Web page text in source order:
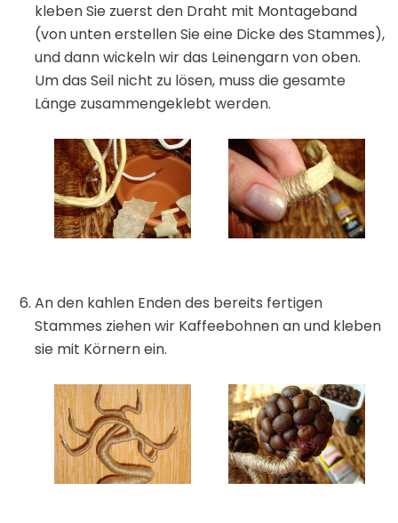
kleben Sie zuerst den Draht mit Montageband
(von unten erstellen Sie eine Dicke des Stammes),
und dann wickeln wir das Leinengarn von oben.
Um das Seil nicht zu lösen, muss die gesamte
Länge zusammengeklebt werden.
An den kahlen Enden des bereits fertigen
Stammes ziehen wir Kaffeebohnen an und kleben
sie mit Körnern ein.